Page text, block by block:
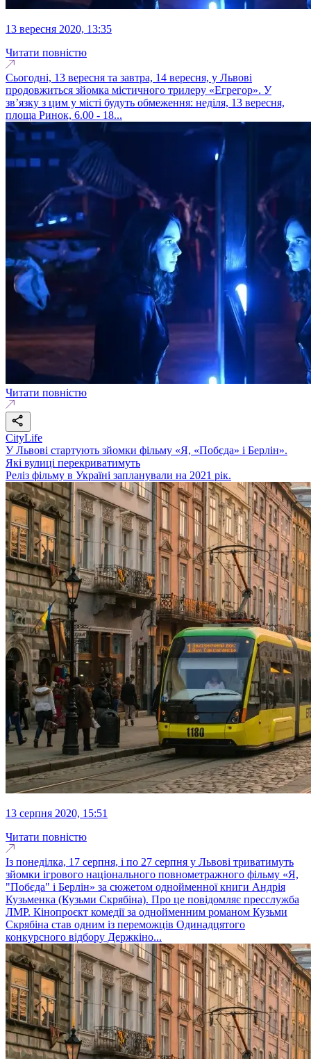
13 вересня 2020, 13:35
Читати повністю
Сьогодні, 13 вересня та завтра, 14 вересня, у Львові
продовжиться зйомка містичного трилеру «Егрегор». У
зв’язку з цим у місті будуть обмеження: неділя, 13 вересня,
площа Ринок, 6.00 - 18...
Читати повністю
CityLife
У Львові стартують зйомки фільму «Я, «Побєда» і Берлін».
Які вулиці перекриватимуть
Реліз фільму в Україні запланували на 2021 рік.
13 серпня 2020, 15:51
Читати повністю
Із понеділка, 17 серпня, і по 27 серпня у Львові триватимуть
зйомки ігрового національного повнометражного фільму «Я,
"Побєда" і Берлін» за сюжетом однойменної книги Андрія
Кузьменка (Кузьми Скрябіна). Про це повідомляє пресслужба
ЛМР. Кінопроєкт комедії за однойменним романом Кузьми
Скрябіна став одним із переможців Одинадцятого
конкурсного відбору Держкіно...